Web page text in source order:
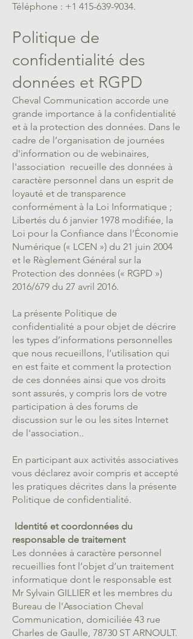
Téléphone : +1 415-639-9034.
Politique de
confidentialité des
données et RGPD
Cheval Communication accorde une
grande importance à la confidentialité
et à la protection des données. Dans le
cadre de l’organisation de journées
d'information ou de webinaires,
l'association recueille des données à
caractère personnel dans un esprit de
loyauté et de transparence
conformément à la Loi Informatique ;
Libertés du 6 janvier 1978 modifiée, la
Loi pour la Confiance dans l’Économie
Numérique (« LCEN ») du 21 juin 2004
et le Règlement Général sur la
Protection des données (« RGPD »)
2016/679 du 27 avril 2016.
La présente Politique de
confidentialité a pour objet de décrire
les types d’informations personnelles
que nous recueillons, l’utilisation qui
en est faite et comment la protection
de ces données ainsi que vos droits
sont assurés, y compris lors de votre
participation à des forums de
discussion sur le ou les sites Internet
de l'association..
En participant aux activités associatives
vous déclarez avoir compris et accepté
les pratiques décrites dans la présente
Politique de confidentialité.
Identité et coordonnées du
responsable de traitement
Les données à caractère personnel
recueillies font l’objet d’un traitement
informatique dont le responsable est
Mr Sylvain GILLIER et les membres du
Bureau de l'Association Cheval
Communication, domiciliée 43 rue
Charles de Gaulle, 78730 ST ARNOULT.